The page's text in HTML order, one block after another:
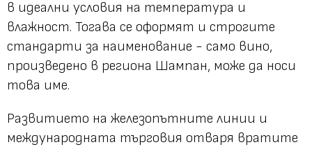
в идеални условия на температура и
влажност. Тогава се оформят и строгите
стандарти за наименование - само вино,
произведено в региона Шампан, може да носи
това име.
Развитието на железопътните линии и
международната търговия отваря вратите